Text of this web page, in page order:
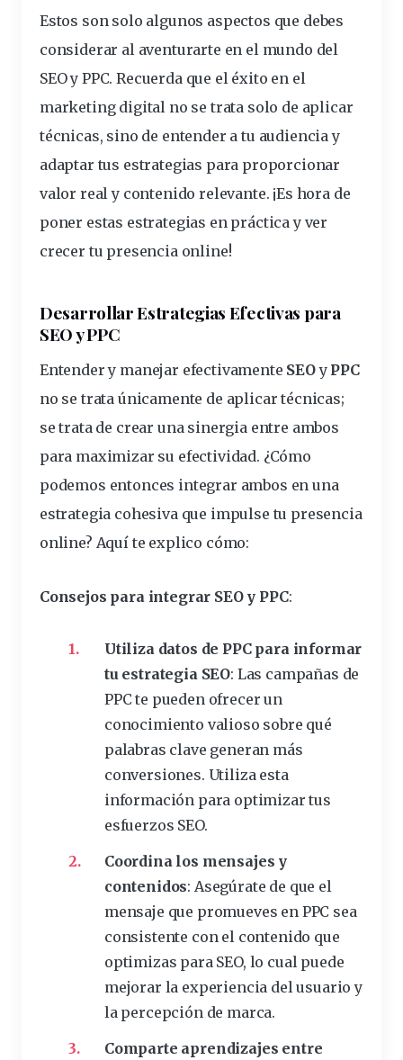
Estos son solo algunos aspectos que debes
considerar al aventurarte en el mundo del
SEO y PPC. Recuerda que el éxito en el
marketing digital no se trata solo de aplicar
técnicas, sino de entender a tu audiencia y
adaptar tus estrategias para proporcionar
valor real y contenido relevante. ¡Es hora de
poner estas estrategias en práctica y ver
crecer tu presencia online!
Desarrollar Estrategias Efectivas para
SEO y PPC
Entender y manejar efectivamente SEOy PPC
no se trata únicamente de aplicar técnicas;
se trata de crear una sinergia entre ambos
para maximizar su efectividad. ¿Cómo
podemos entonces integrar ambos en una
estrategia cohesiva que impulse tu presencia
online? Aquí te explico cómo:
Consejos para integrar SEO y PPC:
Utiliza datos de PPC para informar
tu estrategia SEO: Las campañas de
PPC te pueden ofrecer un
conocimiento valioso sobre qué
palabras clave generan más
conversiones. Utiliza esta
información para optimizar tus
esfuerzos SEO.
Coordina los mensajes y
contenidos: Asegúrate de que el
mensaje que promueves en PPC sea
consistente con el contenido que
optimizas para SEO, lo cual puede
mejorar la experiencia del usuario y
la percepción de marca.
Comparte aprendizajes entre